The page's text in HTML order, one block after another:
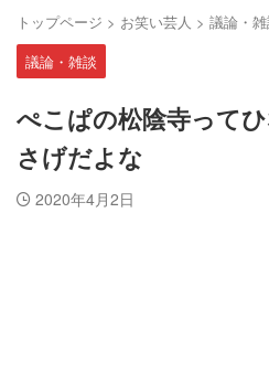
トップページ > お笑い芸人 > 議論・
議論・雑談
ぺこぱの松陰寺って
さげだよな
2020年4月2日